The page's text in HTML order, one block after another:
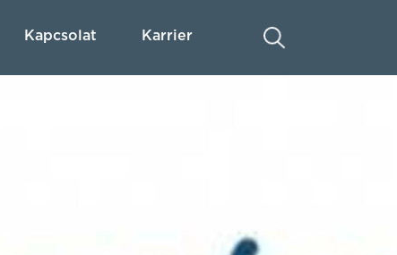
Kapcsolat Karrier